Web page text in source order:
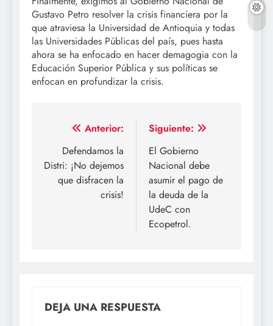
Gustavo Petro resolver la crisis financiera por la
que atraviesa la Universidad de Antioquia y todas
las Universidades Públicas del país, pues hasta
ahora se ha enfocado en hacer demagogia con la
Educación Superior Pública y sus políticas se
enfocan en profundizar la crisis.
Navegación
entradas
Anterior:
Defendamos la
Distri: ¡No dejemos
que disfracen la
crisis!
Siguiente:
El Gobierno
Nacional debe
asumir el pago de
la deuda de la
UdeC con
Ecopetrol.
DEJA UNA RESPUESTA